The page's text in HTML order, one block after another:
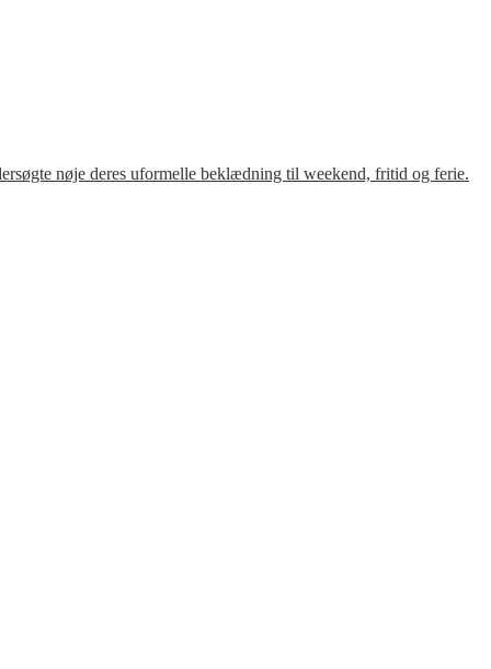
nøje deres uformelle beklædning til weekend, fritid og ferie.